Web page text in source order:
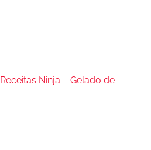
Receitas Ninja – Gelado de